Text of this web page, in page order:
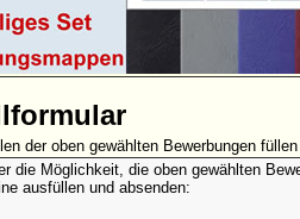
der oben gewählten Bewerbungen
die Möglichkeit, die oben gewählten
ausfüllen und absenden: